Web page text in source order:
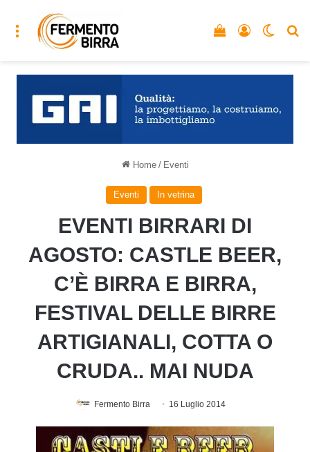
Menu Accedi
Vedi il carrello
Home / Eventi
Eventi In vetrina
EVENTI BIRRARI DI
AGOSTO: CASTLE BEER,
C’È BIRRA E BIRRA,
FESTIVAL DELLE BIRRE
ARTIGIANALI, COTTA O
CRUDA.. MAI NUDA
Fermento Birra 16 Luglio 2014